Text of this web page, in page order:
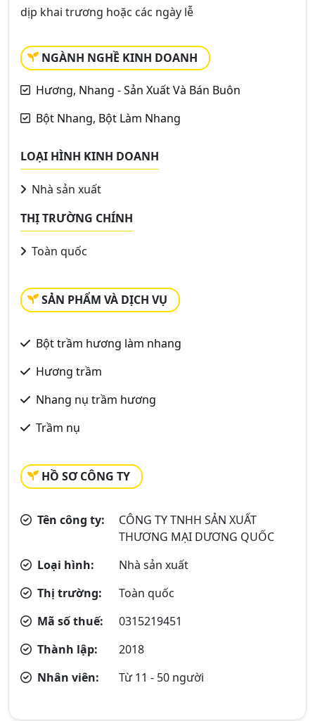
dịp khai trương hoặc các ngày lễ
NGÀNH NGHỀ KINH DOANH
Hương, Nhang - Sản Xuất Và Bán Buôn
Bột Nhang, Bột Làm Nhang
LOẠI HÌNH KINH DOANH
Nhà sản xuất
THỊ TRƯỜNG CHÍNH
Toàn quốc
SẢN PHẨM VÀ DỊCH VỤ
Bột trầm hương làm nhang
Hương trầm
Nhang nụ trầm hương
Trầm nụ
HỒ SƠ CÔNG TY
Tên công ty:
CÔNG TY TNHH SẢN XUẤT
THƯƠNG MẠI DƯƠNG QUỐC
Loại hình:
Nhà sản xuất
Thị trường:
Toàn quốc
Mã số thuế:
0315219451
Thành lập:
2018
Nhân viên:
Từ 11 - 50 người